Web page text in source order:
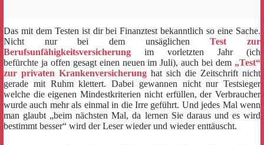
Das mit dem Testen ist dir bei Finanztest bekanntlich so eine Sache.
Nicht nur bei dem unsäglichenTest zur
Berufsunfähigkeitsversicherung im vorletzten Jahr (ich
befürchte ja offen gesagt einen neuen im Juli), auch bei dem „Test“
zur privaten Krankenversicherung hat sich die Zeitschrift nicht
gerade mit Ruhm klettert. Dabei gewannen nicht nur Testsieger
welche die eigenen Mindestkriterien nicht erfüllen, der Verbraucher
wurde auch mehr als einmal in die Irre geführt. Und jedes Mal wenn
man glaubt „beim nächsten Mal, da lernen Sie daraus und es wird
bestimmt besser“ wird der Leser wieder und wieder enttäuscht.